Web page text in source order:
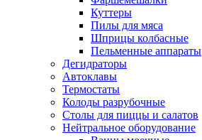
Куттеры
Пилы для мяса
Шприцы колбасные
Пельменные аппараты
Дегидраторы
Автоклавы
Термостаты
Колоды разрубочные
Столы для пиццы и салатов
Нейтральное оборудование